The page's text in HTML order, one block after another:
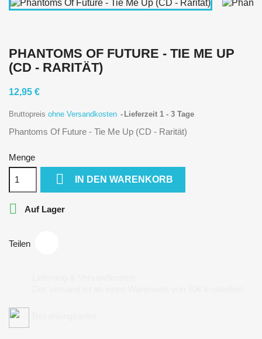
PHANTOMS OF FUTURE - TIE ME UP
(CD - RARITÄT)
12,95 €
Bruttopreis ohne Versandkosten Lieferzeit 1 - 3 Tage
Phantoms Of Future - Tie Me Up (CD - Rarität)
Menge
 IN DEN WARENKORB
 Auf Lager
Teilen